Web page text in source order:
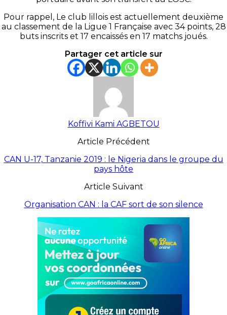
Pour rappel, Le club lillois est actuellement deuxième
au classement de la Ligue 1 Française avec 34 points, 28
buts inscrits et 17 encaissés en 17 matchs joués.
Partager cet article sur
Koffivi Kami AGBETOU
Article Précédent
CAN U-17, Tanzanie 2019 : le Nigeria dans le groupe du
pays hôte
Article Suivant
Organisation CAN : la CAF sort de son silence